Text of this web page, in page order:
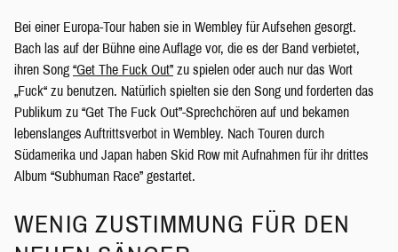
Bei einer Europa-Tour haben sie in Wembley für Aufsehen gesorgt.
Bach las auf der Bühne eine Auflage vor, die es der Band verbietet,
ihren Song “Get The Fuck Out” zu spielen oder auch nur das Wort
„Fuck“ zu benutzen. Natürlich spielten sie den Song und forderten das
Publikum zu “Get The Fuck Out”-Sprechchören auf und bekamen
lebenslanges Auftrittsverbot in Wembley. Nach Touren durch
Südamerika und Japan haben Skid Row mit Aufnahmen für ihr drittes
Album “Subhuman Race” gestartet.
WENIG ZUSTIMMUNG FÜR DEN